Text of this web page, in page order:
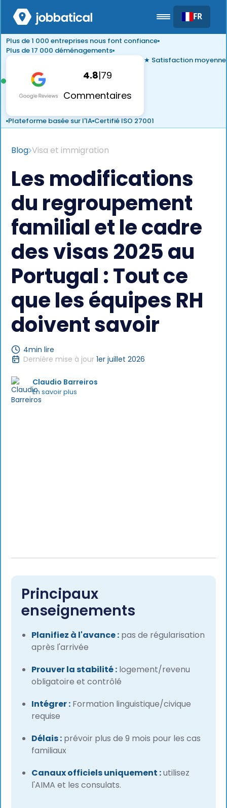
FR
Plus de 1 000 entreprises nous font confiance
Plus de 17 000 déménagements
4.8|79
Commentaires
★ Satisfaction moyenne
Plateforme basée sur l'IA Certifié ISO 27001
Blog Visa et immigration
Les modifications
du regroupement
familial et le cadre
des visas 2025 au
Portugal : Tout ce
que les équipes RH
doivent savoir
4min lire
Dernière mise à jour 1er juillet 2026
Claudio Barreiros
En savoir plus
Principaux
enseignements
Planifiez à l'avance : pas de régularisation
après l'arrivée
Prouver la stabilité : logement/revenu
obligatoire et contrôlé
Intégrer : Formation linguistique/civique
requise
Délais : prévoir plus de 9 mois pour les cas
familiaux
Canaux officiels uniquement :utilisez
l'AIMA et les consulats.